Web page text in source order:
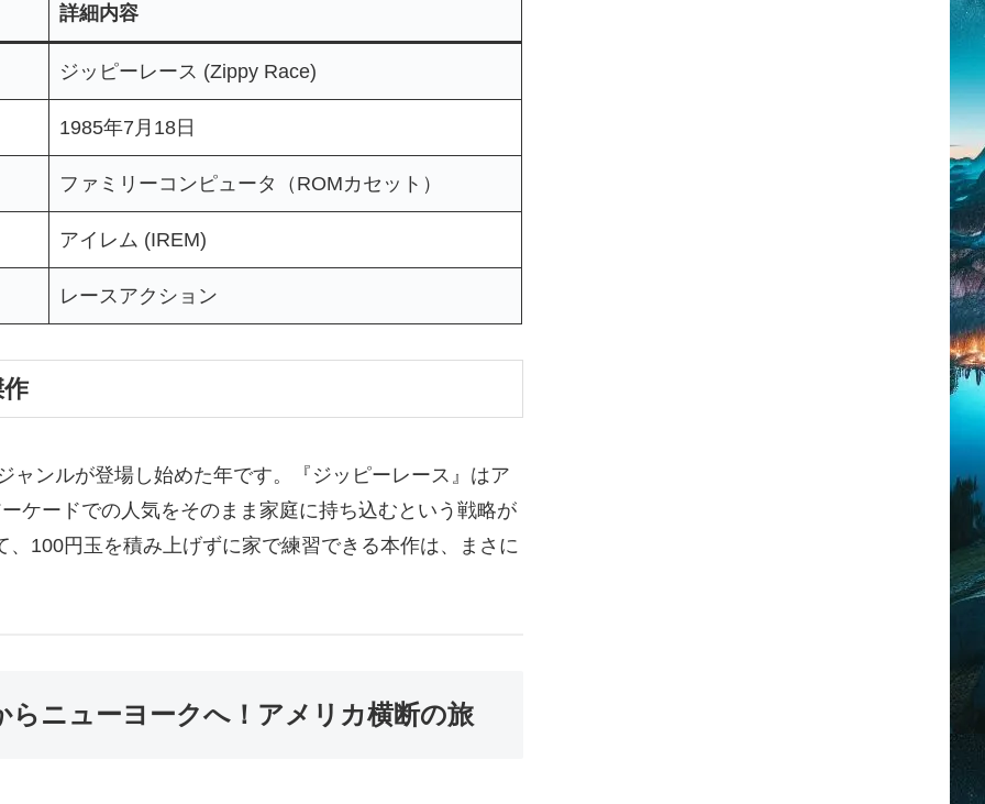
詳細内容
ジッピーレース (Zippy Race)
1985年7月18日
ファミリーコンピュータ（ROMカセット）
アイレム (IREM)
レースアクション
ャンルが登場し始めた年です。『ジッピーレース』はア
ケードでの人気をそのまま家庭に持ち込むという戦略が
100円玉を積み上げずに家で練習できる本作は、まさに
ニューヨークへ！アメリカ横断の旅